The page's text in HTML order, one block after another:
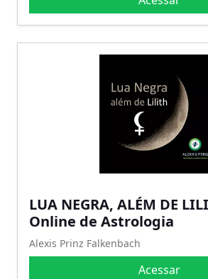
LUA NEGRA, ALÉM DE
Online de Astrologia
Alexis Prinz Falkenbach
Acessar